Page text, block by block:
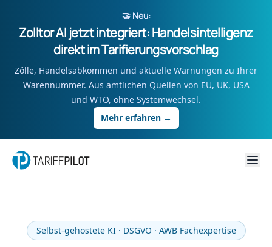
🤝 Neu:
Zolltor AI jetzt integriert: Handelsintelligenz
direkt im Tarifierungsvorschlag
Zölle, Handelsabkommen und aktuelle Warnungen zu Ihrer
Warennummer. Aus amtlichen Quellen von EU, UK, USA
und WTO, ohne Systemwechsel.
Mehr erfahren →
Selbst-gehostete KI · DSGVO · AWB Fachexpertise